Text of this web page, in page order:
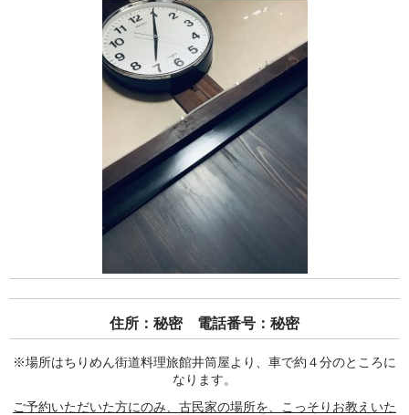
住所：秘密 電話番号：秘密
※場所はちりめん街道料理旅館井筒屋より、車で約４分のところに
なります。
ご予約いただいた方にのみ、古民家の場所を、こっそりお教えいた